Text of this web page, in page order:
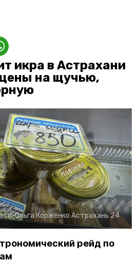
икра в Астрахани
на щучью,
Ольга Корженко Астрахань 24
рейд по